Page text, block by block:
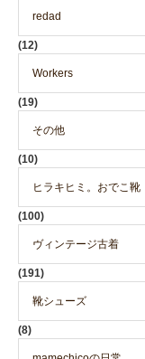
redad
(12)
Workers
(19)
その他
(10)
ヒラキヒミ。おでこ靴
(100)
ヴィンテージ古着
(191)
靴シューズ
(8)